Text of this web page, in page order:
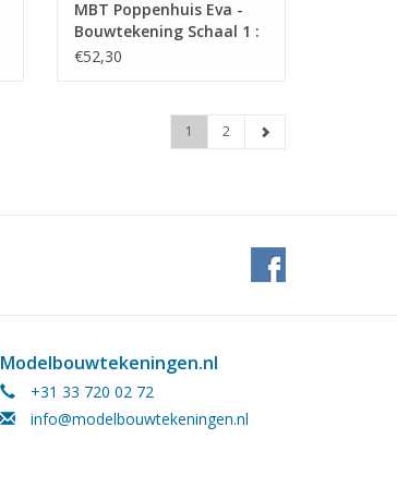
MBT Poppenhuis Eva -
Bouwtekening Schaal 1 :
12 (40.35.037)
€52,30
1 2
Modelbouwtekeningen.nl
+31 33 720 02 72
info@modelbouwtekeningen.nl